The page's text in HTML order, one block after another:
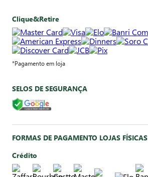
Clique&Retire
*Pagamento em loja
SELOS DE SEGURANÇA
FORMAS DE PAGAMENTO LOJAS FÍSICAS
Crédito